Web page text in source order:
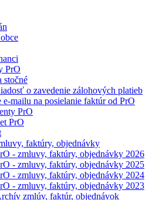
PrO
stočné
o zavedenie zálohových platieb
e-mailu na posielanie faktúr od PrO
PrO
PrO
faktúry, objednávky
- zmluvy, faktúry, objednávky 2026
- zmluvy, faktúry, objednávky 2025
- zmluvy, faktúry, objednávky 2024
- zmluvy, faktúry, objednávky 2023
zmlúv, faktúr, objednávok